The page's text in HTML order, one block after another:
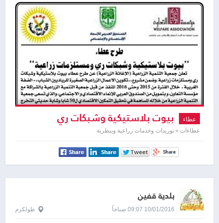
عطاء بيوت بلاستيكية وشبكات ري
عطاءات » توريدات وخدمات زراعية وبيطرية
بلدية قفين
10/01/2016 09:07 صباحاً طولكرم